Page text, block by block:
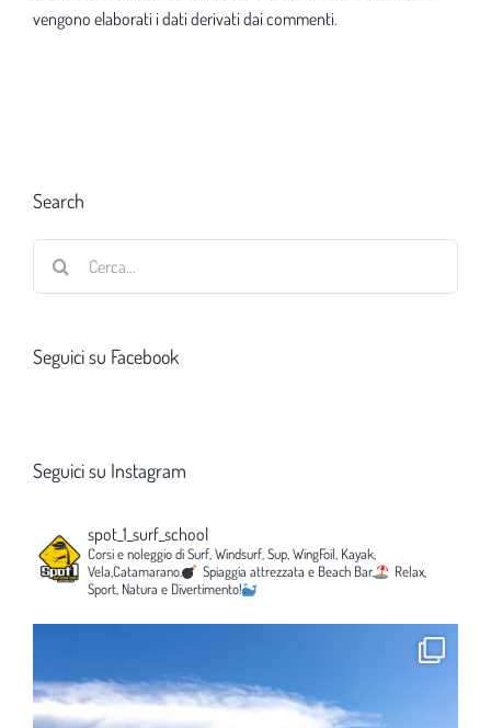
vengono elaborati i dati derivati dai commenti.
Search
Cerca
Seguici su Facebook
Seguici su Instagram
spot_1_surf_school
Corsi e noleggio di Surf, Windsurf, Sup, WingFoil, Kayak,
Vela,Catamarano.
Spiaggia attrezzata e Beach Bar.
Relax,
Sport, Natura e Divertimento!